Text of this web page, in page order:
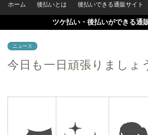
ホーム 後払いとは 後払いできる通販サイト
ツケ払い・後払いができる通
ニュース
今日も一日頑張りましょ